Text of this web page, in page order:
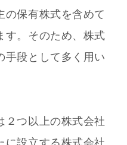
の保有株式を含めて
す。そのため、株式
手段として多く用い
２つ以上の株式会社